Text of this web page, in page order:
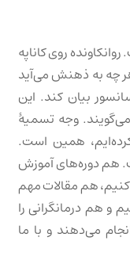
روی کاناپه
هر چه به ذهنش می‌آید
بیان کند. این
می‌گویند. وجه تسمیهٔ
همین است.
هم دوره‌های آموزش
هم مقالات مهم
و هم درمانگرانی را
می‌دهند و با ما